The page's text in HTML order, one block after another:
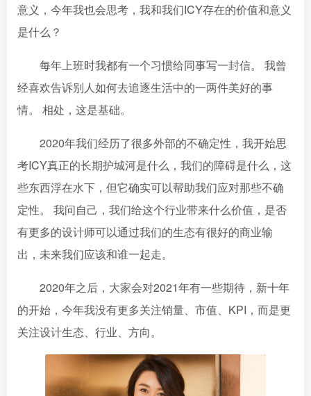
意义，今年我也会思考，我和我们ICY存在的价值和意义
是什么？
每年上班时我都有一个习惯给同事写一封信。 我曾
经喜欢告诉别人如何去追逐生活中的一两件美好的事
情。 相处，这是基础。
2020年我们经历了很多外部的不确定性，我开始思
考ICY真正的长期护城河是什么，我们的障碍是什么，这
些东西浮在水下，但它确实可以帮助我们应对那些不确
定性。 我问自己，我们给这个行业带来什么价值，是否
有更多的设计师可以通过我们的生态有很好的商业输
出，未来我们应该和谁一起走。
2020年之后，大家会对2021年有一些期待，新十年
的开始，今年我没有更多关注销量、市值、KPI，而是更
关注设计生态、行业、方向。